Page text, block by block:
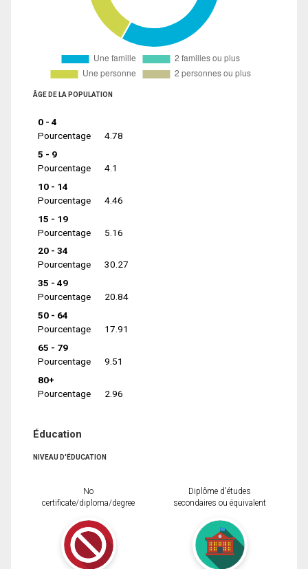
ÂGE DE LA POPULATION
0 - 4
Pourcentage
4.78
5 - 9
Pourcentage
4.1
10 - 14
Pourcentage
4.46
15 - 19
Pourcentage
5.16
20 - 34
Pourcentage
30.27
35 - 49
Pourcentage
20.84
50 - 64
Pourcentage
17.91
65 - 79
Pourcentage
9.51
80+
Pourcentage
2.96
Éducation
NIVEAU D'ÉDUCATION
No
certificate/diploma/degree
Diplôme d'études
secondaires ou équivalent